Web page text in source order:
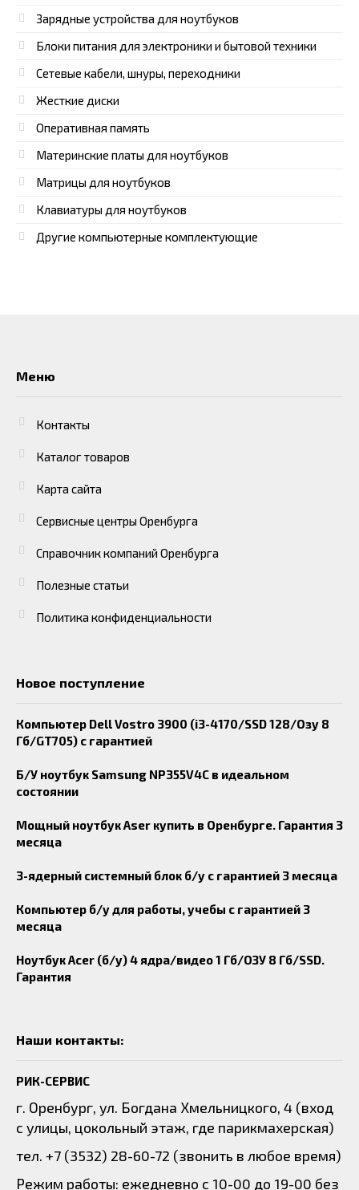
Зарядные устройства для ноутбуков
Блоки питания для электроники и бытовой техники
Сетевые кабели, шнуры, переходники
Жесткие диски
Оперативная память
Материнские платы для ноутбуков
Матрицы для ноутбуков
Клавиатуры для ноутбуков
Другие компьютерные комплектующие
Меню
Контакты
Каталог товаров
Карта сайта
Сервисные центры Оренбурга
Справочник компаний Оренбурга
Полезные статьи
Политика конфиденциальности
Новое поступление
Компьютер Dell Vostro 3900 (i3-4170/SSD 128/Озу 8
Гб/GT705) с гарантией
Б/У ноутбук Samsung NP355V4C в идеальном
состоянии
Мощный ноутбук Aser купить в Оренбурге. Гарантия 3
месяца
3-ядерный системный блок б/у с гарантией 3 месяца
Компьютер б/у для работы, учебы с гарантией 3
месяца
Ноутбук Acer (б/у) 4 ядра/видео 1 Гб/ОЗУ 8 Гб/SSD.
Гарантия
Наши контакты:
РИК-СЕРВИС
г. Оренбург, ул. Богдана Хмельницкого, 4 (вход
с улицы, цокольный этаж, где парикмахерская)
тел. +7 (3532) 28-60-72 (звонить в любое время)
Режим работы: ежедневно с 10-00 до 19-00 без